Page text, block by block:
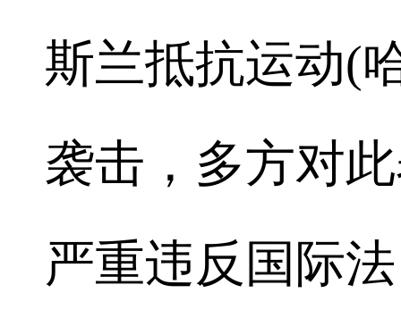
斯兰抵抗运动(
袭击，多方对
严重违反国际